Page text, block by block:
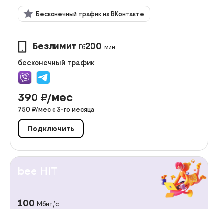
Бесконечный трафик на ВКонтакте
Безлимит Гб200 мин
бесконечный трафик
390 ₽/мес
750 ₽/мес с 3-го месяца
Подключить
bee HIT
100 Мбит/с